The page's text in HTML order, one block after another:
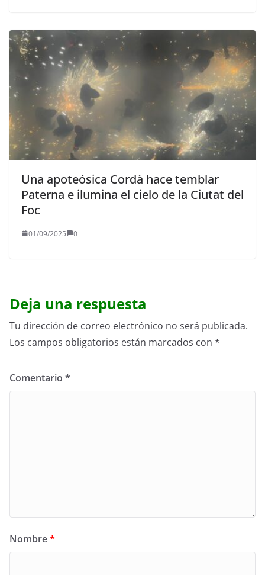
Una apoteósica Cordà hace temblar
Paterna e ilumina el cielo de la Ciutat del
Foc
01/09/2025 0
Deja una respuesta
Tu dirección de correo electrónico no será publicada.
Los campos obligatorios están marcados con *
Comentario *
Nombre*